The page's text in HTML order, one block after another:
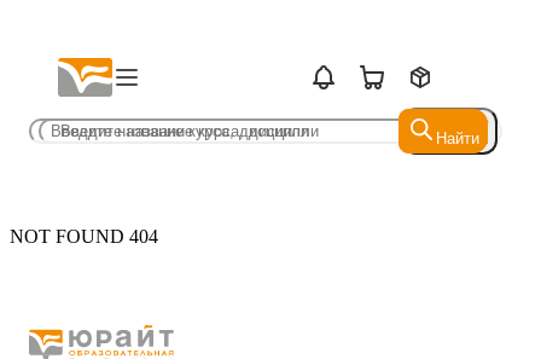
Найти
Найти
NOT FOUND 404